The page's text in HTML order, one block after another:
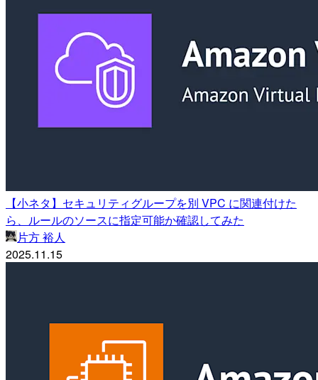
【小ネタ】セキュリティグループを別 VPC に関連付けた
ら、ルールのソースに指定可能か確認してみた
片方 裕人
2025.11.15